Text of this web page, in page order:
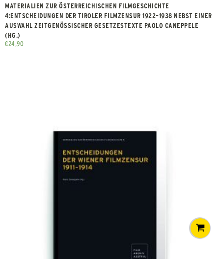
MATERIALIEN ZUR ÖSTERREICHISCHEN FILMGESCHICHTE
4:ENTSCHEIDUNGEN DER TIROLER FILMZENSUR 1922–1938 NEBST EINER
AUSWAHL ZEITGENÖSSISCHER GESETZESTEXTE PAOLO CANEPPELE
(HG.)
€24,90